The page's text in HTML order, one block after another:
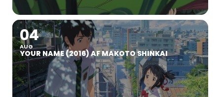
04
AUG
YOUR NAME (2016) AF MAKOTO SHINKAI